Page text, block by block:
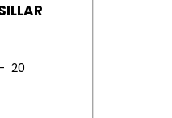
20